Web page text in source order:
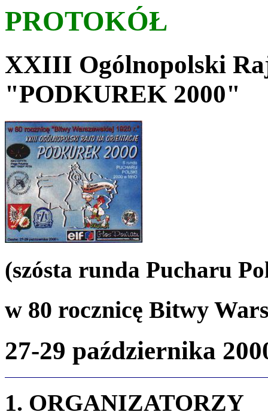
PROTOKÓŁ
XXIII Ogólnopolski
"PODKUREK 2000"
(szósta runda Pucharu
w 80 rocznicę Bitwy
27-29 października
1. ORGANIZATORZY